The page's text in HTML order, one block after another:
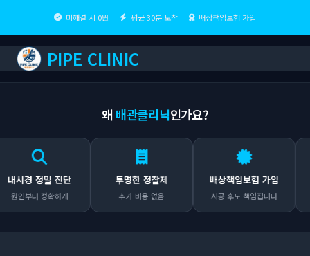
미해결 시 0원 평균 30분 도착 배상책임보험 가입
PIPE CLINIC
왜 배관클리닉인가요?
경 정밀 진단
부터 정확하게
투명한 정찰제
추가 비용 없음
배상책임보험 가입
시공 후도 책임집니다